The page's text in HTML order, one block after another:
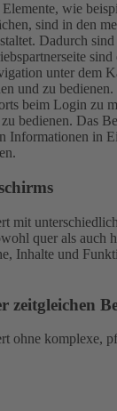
wie
sind in den
Dadurch
unter dem
und zu bedienen.
beim Login zu
bedienen. Das
Informationen in
mit
quer als auch
Inhalte und
zeitgleichen
ohne komplexe,